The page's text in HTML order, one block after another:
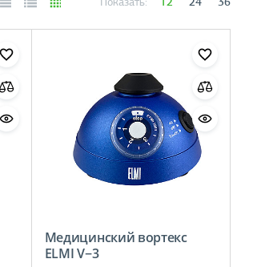
Медицинский вортекс
ELMI V−3